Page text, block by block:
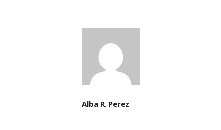
Alba R. Perez